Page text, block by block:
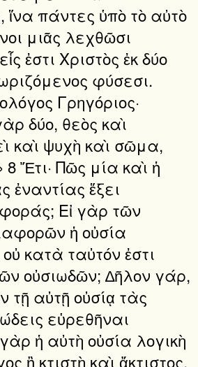
ἵνα πάντες ὑπὸ τὸ αὐτὸ
μιᾶς λεχθῶσι
ἐστι Χριστὸς ἐκ δύο
φύσεσι.
Γρηγόριος·
δύο, θεὸς καὶ
καὶ ψυχὴ καὶ σῶμα,
8 Ἔτι· Πῶς μία καὶ ἡ
ἐναντίας ἕξει
Εἰ γὰρ τῶν
ἡ οὐσία
κατὰ ταὐτόν ἐστι
οὐσιωδῶν; ∆ῆλον γάρ,
τῇ αὐτῇ οὐσίᾳ τὰς
εὑρεθῆναι
ἡ αὐτὴ οὐσία λογικὴ
ἢ κτιστὴ καὶ ἄκτιστος.